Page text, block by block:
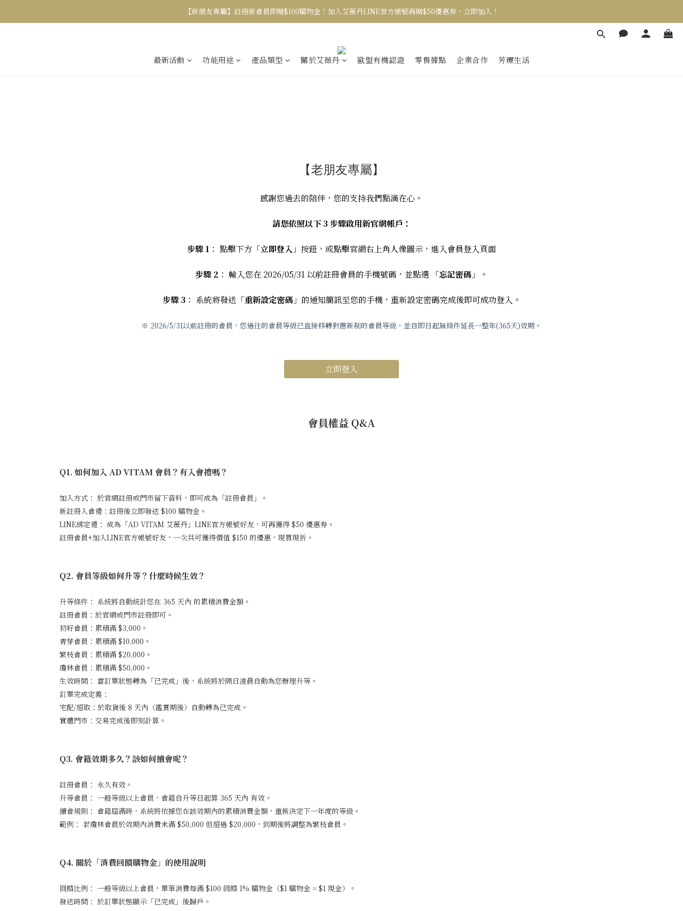
【新朋友專屬】註冊新會員即贈$100購物金！加入艾薇丹LINE官方帳號再贈$50優惠券，立即加入！
最新活動 功能用途 產品類型 關於艾薇丹 歐盟有機認證 零售據點 企業合作 芳療生活
【老朋友專屬】
感謝您過去的陪伴，您的支持我們點滴在心。
請您依照以下 3 步驟啟用新官網帳戶：
步驟 1 ： 點擊下方「立即登入 」按鈕，或點擊官網右上角人像圖示，進入會員登入頁面
步驟 2 ： 輸入您在 2026/05/31 以前註冊會員的手機號碼，並點選 「忘記密碼 」。
步驟 3： 系統將發送「重新設定密碼」的通知簡訊至您的手機，重新設定密碼完成後即可成功登入。
※ 2026/5/31以前註冊的會員，您過往的會員等級已直接移轉對應新制的會員等級，並自即日起無條件延長一整年(365天)效期。
立即登入
會員權益 Q&A
Q1. 如何加入 AD VITAM 會員？有入會禮嗎？
加入方式： 於官網註冊或門市留下資料，即可成為「註冊會員」。
新註冊入會禮：註冊後立即發送 $100 購物金。
LINE綁定禮： 成為「AD VITAM 艾薇丹」LINE官方帳號好友，可再獲得 $50 優惠券。
註冊會員+加入LINE官方帳號好友，一次共可獲得價值 $150 的優惠，現買現折。
Q2. 會員等級如何升等？什麼時候生效？
升等條件： 系統將自動統計您在 365 天內 的累積消費金額。
註冊會員：於官網或門市註冊即可。
初籽會員：累積滿 $3,000。
青芽會員：累積滿 $10,000。
繁枝會員：累積滿 $20,000。
瓊林會員：累積滿 $50,000。
生效時間： 當訂單狀態轉為「已完成」後，系統將於隔日凌晨自動為您辦理升等。
訂單完成定義：
宅配/超取：於取貨後 8 天內（鑑賞期後）自動轉為已完成。
實體門市：交易完成後即刻計算。
Q3. 會籍效期多久？該如何續會呢？
註冊會員： 永久有效。
升等會員： 一般等級以上會員，會籍自升等日起算 365 天內 有效。
續會規則： 會籍屆滿時，系統將依據您在該效期內的累積消費金額，重新決定下一年度的等級。
範例： 若瓊林會員於效期內消費未滿 $50,000 但超過 $20,000，到期後將調整為繁枝會員。
Q4. 關於「消費回饋購物金」的使用說明
回饋比例： 一般等級以上會員，單筆消費每滿 $100 回饋 1% 購物金（$1 購物金 = $1 現金）。
發送時間： 於訂單狀態顯示「已完成」後歸戶。